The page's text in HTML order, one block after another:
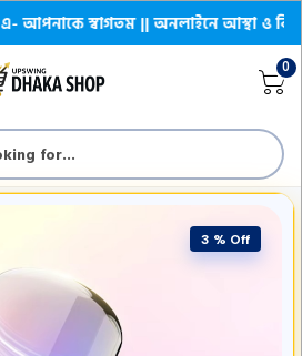
স্বাগতম || অনলাইনে আস্থা ও
0
3 % Off